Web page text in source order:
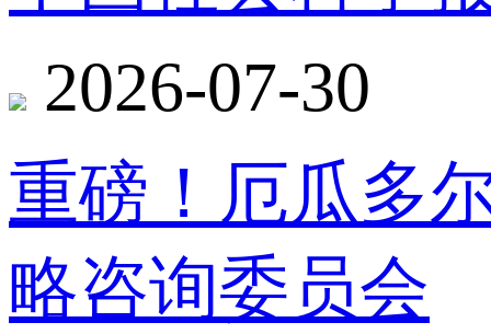
2026-07-30
重磅！厄瓜多
略咨询委员会